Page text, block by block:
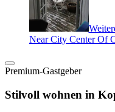
Near City Center Of
Premium-Gastgeber
Stilvoll wohnen in